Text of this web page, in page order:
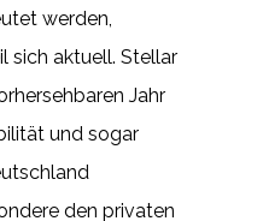
werden,
sich aktuell. Stellar
Jahr
und sogar
den privaten